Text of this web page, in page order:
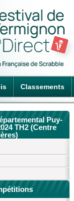
Classements
Puy-
TH2 (Centre